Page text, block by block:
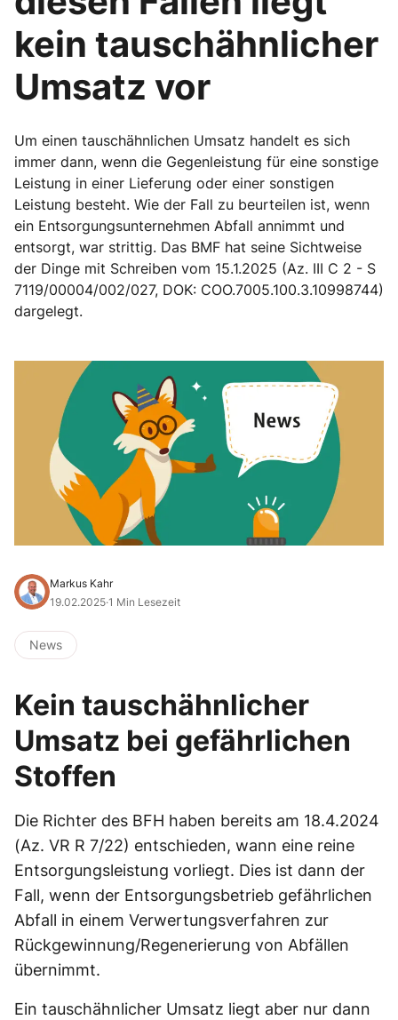
kein tauschähnlicher
Umsatz vor
Um einen tauschähnlichen Umsatz handelt es sich
immer dann, wenn die Gegenleistung für eine sonstige
Leistung in einer Lieferung oder einer sonstigen
Leistung besteht. Wie der Fall zu beurteilen ist, wenn
ein Entsorgungsunternehmen Abfall annimmt und
entsorgt, war strittig. Das BMF hat seine Sichtweise
der Dinge mit Schreiben vom 15.1.2025 (Az. III C 2 - S
7119/00004/002/027, DOK: COO.7005.100.3.10998744)
dargelegt.
Markus Kahr
19.02.2025·1 Min Lesezeit
News
Kein tauschähnlicher
Umsatz bei gefährlichen
Stoffen
Die Richter des BFH haben bereits am 18.4.2024
(Az. VR R 7/22) entschieden, wann eine reine
Entsorgungsleistung vorliegt. Dies ist dann der
Fall, wenn der Entsorgungsbetrieb gefährlichen
Abfall in einem Verwertungsverfahren zur
Rückgewinnung/Regenerierung von Abfällen
übernimmt.
Ein tauschähnlicher Umsatz liegt aber nur dann